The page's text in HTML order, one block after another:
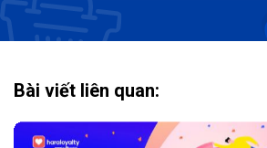
Bài viết liên quan: